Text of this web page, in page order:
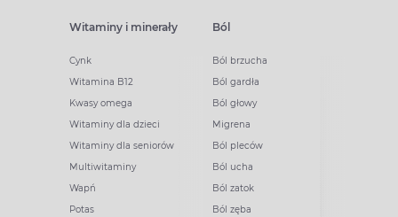
Witaminy i minerały
Cynk
Witamina B12
Kwasy omega
Witaminy dla dzieci
Witaminy dla seniorów
Multiwitaminy
Wapń
Potas
Ból
Ból brzucha
Ból gardła
Ból głowy
Migrena
Ból pleców
Ból ucha
Ból zatok
Ból zęba